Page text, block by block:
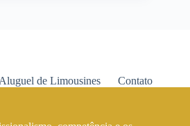
Aluguel de Limousines Contato